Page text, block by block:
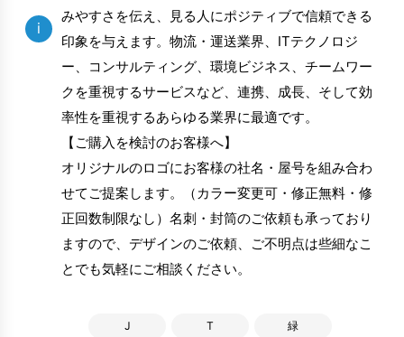
i
みやすさを伝え、見る人にポジティブで信頼できる
印象を与えます。物流・運送業界、ITテクノロジ
ー、コンサルティング、環境ビジネス、チームワー
クを重視するサービスなど、連携、成長、そして効
率性を重視するあらゆる業界に最適です。
【ご購入を検討のお客様へ】
オリジナルのロゴにお客様の社名・屋号を組み合わ
せてご提案します。（カラー変更可・修正無料・修
正回数制限なし）名刺・封筒のご依頼も承っており
ますので、デザインのご依頼、ご不明点は些細なこ
とでも気軽にご相談ください。
J T 緑